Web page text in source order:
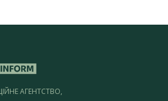
АГЕНТСТВО,